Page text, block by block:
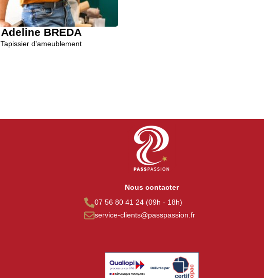
Adeline BREDA
Tapissier d'ameublement
Nous contacter
07 56 80 41 24 (09h - 18h)
service-clients@passpassion.fr